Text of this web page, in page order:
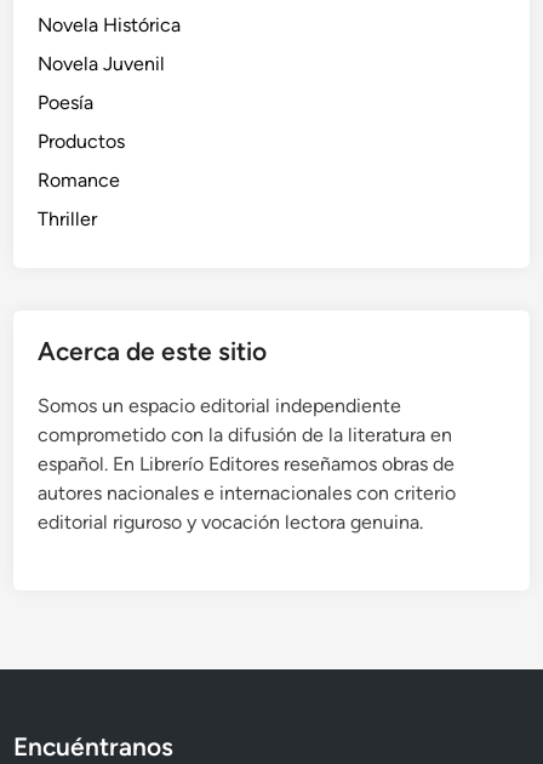
Novela Histórica
Novela Juvenil
Poesía
Productos
Romance
Thriller
Acerca de este sitio
Somos un espacio editorial independiente
comprometido con la difusión de la literatura en
español. En Librerío Editores reseñamos obras de
autores nacionales e internacionales con criterio
editorial riguroso y vocación lectora genuina.
Encuéntranos